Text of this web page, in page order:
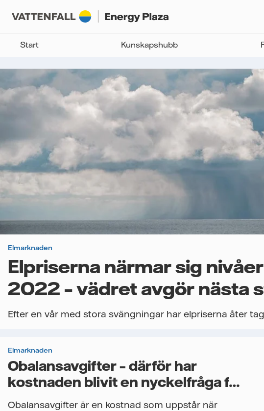
Start Kunskapshubb
Elmarknaden
Elpriserna närmar sig
2022 – vädret avgör nästa
Efter en vår med stora svängningar har elpriserna åter
Elmarknaden
Obalansavgifter – därför har
kostnaden blivit en nyckelfråga för
företag
Obalansavgifter är en kostnad som uppstår när